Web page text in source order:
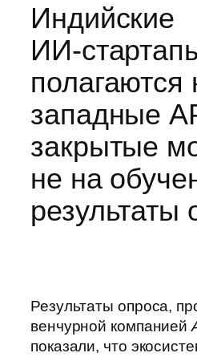
Индийские
полагаются
западные
закрытые
не на
результаты
Результаты опроса,
венчурной компанией
показали, что